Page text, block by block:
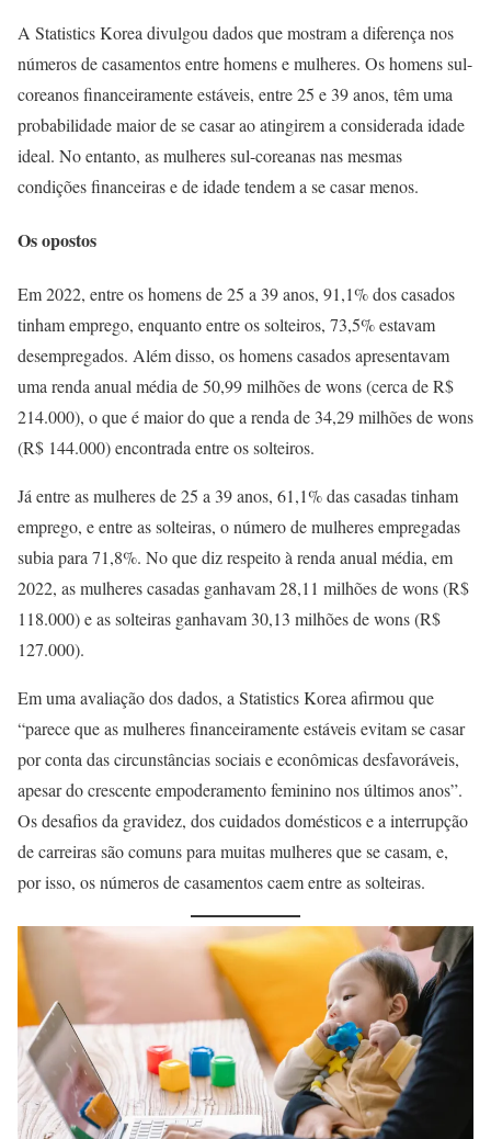
A Statistics Korea divulgou dados que mostram a diferença nos
números de casamentos entre homens e mulheres. Os homens sul-
coreanos financeiramente estáveis, entre 25 e 39 anos, têm uma
probabilidade maior de se casar ao atingirem a considerada idade
ideal. No entanto, as mulheres sul-coreanas nas mesmas
condições financeiras e de idade tendem a se casar menos.
Os opostos
Em 2022, entre os homens de 25 a 39 anos, 91,1% dos casados
tinham emprego, enquanto entre os solteiros, 73,5% estavam
desempregados. Além disso, os homens casados apresentavam
uma renda anual média de 50,99 milhões de wons (cerca de R$
214.000), o que é maior do que a renda de 34,29 milhões de wons
(R$ 144.000) encontrada entre os solteiros.
Já entre as mulheres de 25 a 39 anos, 61,1% das casadas tinham
emprego, e entre as solteiras, o número de mulheres empregadas
subia para 71,8%. No que diz respeito à renda anual média, em
2022, as mulheres casadas ganhavam 28,11 milhões de wons (R$
118.000) e as solteiras ganhavam 30,13 milhões de wons (R$
127.000).
Em uma avaliação dos dados, a Statistics Korea afirmou que
“parece que as mulheres financeiramente estáveis evitam se casar
por conta das circunstâncias sociais e econômicas desfavoráveis,
apesar do crescente empoderamento feminino nos últimos anos”.
Os desafios da gravidez, dos cuidados domésticos e a interrupção
de carreiras são comuns para muitas mulheres que se casam, e,
por isso, os números de casamentos caem entre as solteiras.